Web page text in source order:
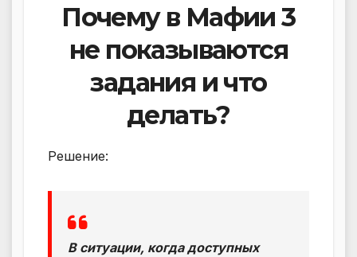
Почему в Мафии 3
не показываются
задания и что
делать?
Решение:
В ситуации, когда доступных